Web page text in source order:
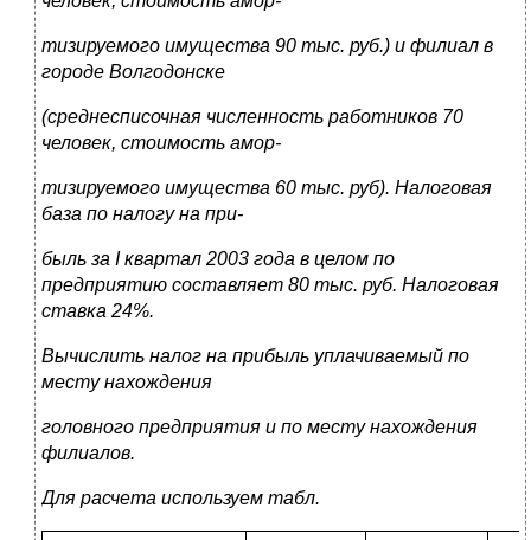
тизируемого имущества 90 тыс. руб.) и филиал в
городе Волгодонске
(среднесписочная численность работников 70
человек, стоимость амор-
тизируемого имущества 60 тыс. руб). Налоговая
база по налогу на при-
быль за Iквартал 2003 года в целом по
предприятию составляет 80 тыс. руб. Налоговая
ставка 24%.
Вычислить налог на прибыль уплачиваемый по
месту нахождения
головного предприятия и по месту нахождения
филиалов.
Для расчета используем табл.